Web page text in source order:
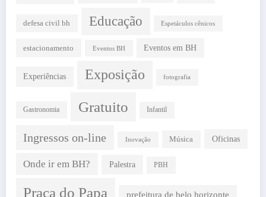
defesa civil bh Educação Espetáculos cênicos
estacionamento Eventos BH Eventos em BH
Experiências Exposição fotografia
Gastronomia Gratuito Infantil
Ingressos on-line Inovação Música Oficinas
Onde ir em BH? Palestra PBH
Praça do Papa prefeitura de belo horizonte